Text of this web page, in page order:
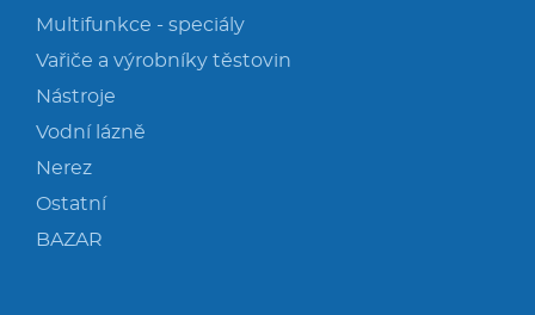
Multifunkce - speciály
Vařiče a výrobníky těstovin
Nástroje
Vodní lázně
Nerez
Ostatní
BAZAR